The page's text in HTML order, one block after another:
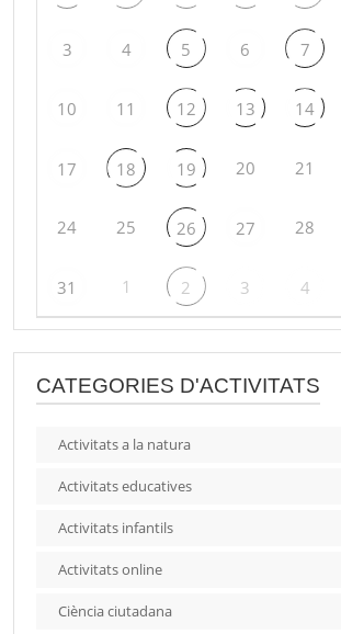
3 4 5 6 7
10 11 12 13 14
17 18 19 20 21
24 25 26 27 28
31 1 2 3 4
CATEGORIES D'ACTIVITATS
Activitats a la natura
Activitats educatives
Activitats infantils
Activitats online
Ciència ciutadana